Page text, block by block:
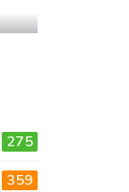
275
359